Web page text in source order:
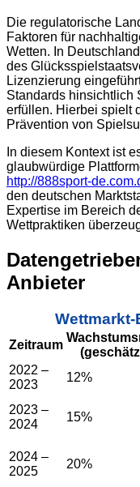
Die regulatorische
Faktoren für
Wetten. In
des
Lizenzierung
Standards hinsichtlich
erfüllen. Hierbei spielt
Prävention von
In diesem Kontext ist
glaubwürdige
http://888sport-
den deutschen
Expertise im Bereich
Wettpraktiken
Anbieter
Zeitraum
2022 –
2023
12%
2023 –
2024
15%
2024 –
2025
20%